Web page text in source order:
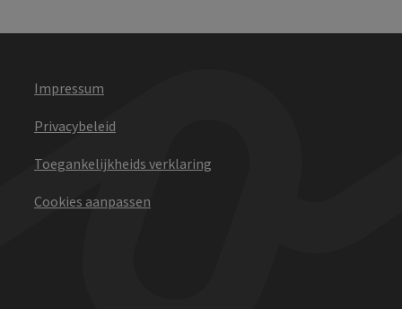
Impressum
Privacybeleid
Toegankelijkheids verklaring
Cookies aanpassen